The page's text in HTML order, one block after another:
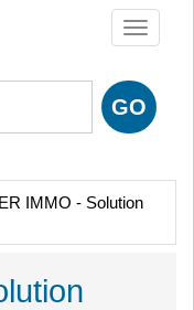
Toggle
IMMO - Solution